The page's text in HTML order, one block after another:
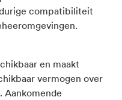
compatibiliteit
en maakt
vermogen over
Aankomende